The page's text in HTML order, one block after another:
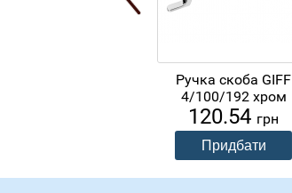
Ручка скоба GIFF
4/100/192 хром
120.54 грн